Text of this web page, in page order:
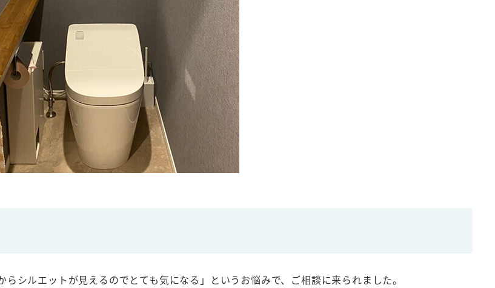
シルエットが見えるのでとても気になる」というお悩みで、ご相談に来られました。